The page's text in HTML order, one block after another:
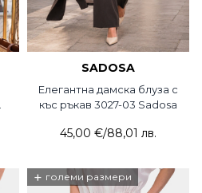
SADOSA
Елегантна дамска блуза с
къс ръкав 3027-03 Sadosa
45,00 €/88,01 лв.
+ големи размери